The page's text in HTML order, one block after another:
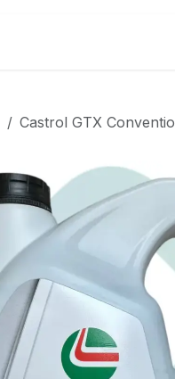
Castrol GTX